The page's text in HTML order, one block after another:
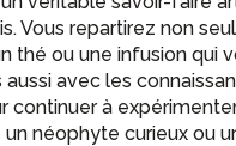
Vous repartirez non
thé ou une infusion qui
avec les
continuer à
néophyte curieux ou